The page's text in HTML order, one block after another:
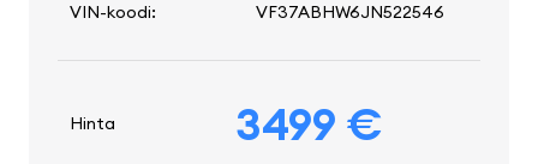
VIN-koodi:
VF37ABHW6JN522546
Hinta 3499 €